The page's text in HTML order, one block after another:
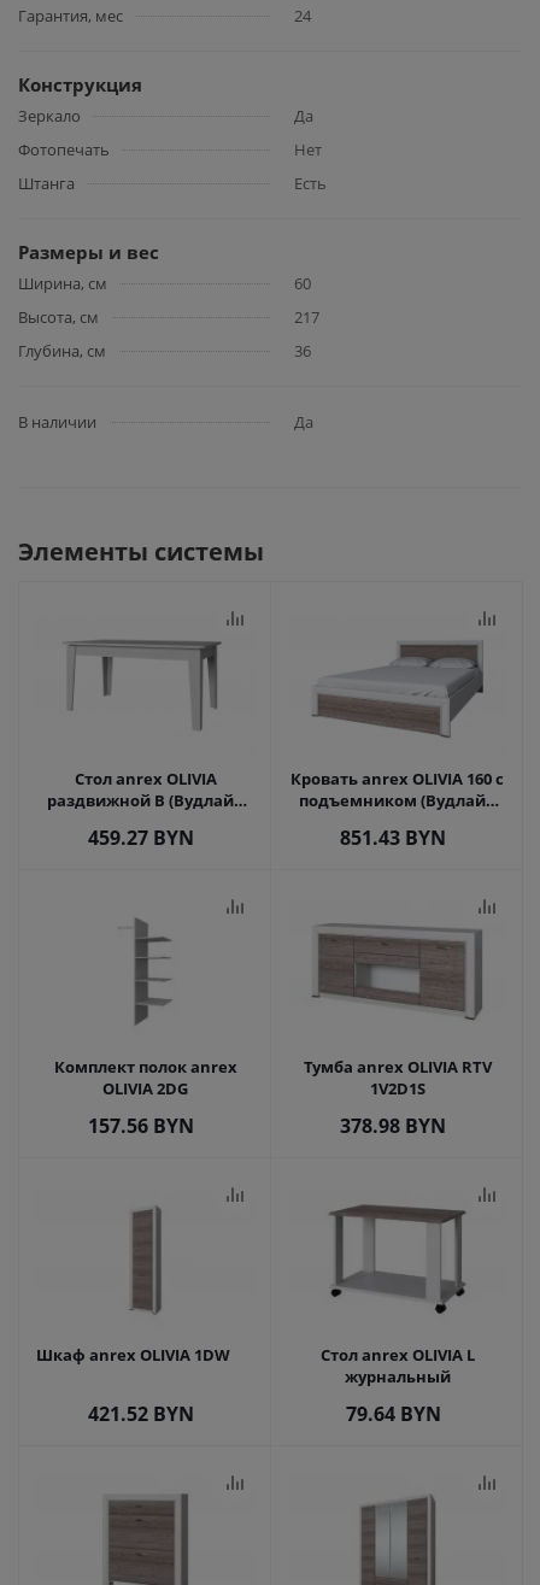
Гарантия, мес
24
Конструкция
Зеркало
Да
Фотопечать
Нет
Штанга
Есть
Размеры и вес
Ширина, см
60
Высота, см
217
Глубина, см
36
В наличии Да
Элементы системы
Стол anrex OLIVIA
раздвижной В (Вудлайн
459.27 BYN
Кровать anrex OLIVIA 160 с
подъемником (Вудлайн
851.43 BYN
Комплект полок anrex
OLIVIA 2DG
157.56 BYN
Тумба anrex OLIVIA RTV
1V2D1S
378.98 BYN
Шкаф anrex OLIVIA 1DW
421.52 BYN
Стол anrex OLIVIA L
журнальный
79.64BYN